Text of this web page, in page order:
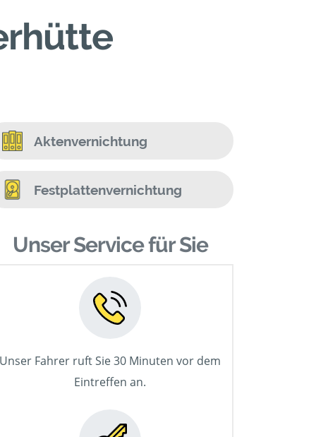
Aktenvernichtung
Festplattenvernichtung
Unser Service für Sie
Unser Fahrer ruft Sie 30 Minuten vor dem
Eintreffen an.